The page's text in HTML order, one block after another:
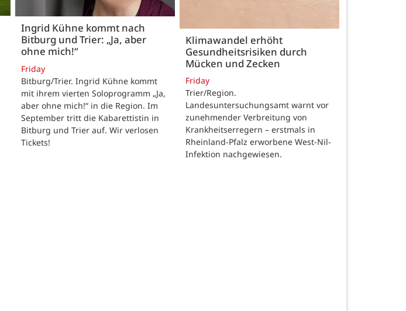
Ingrid Kühne kommt nach
Bitburg und Trier: „Ja, aber
ohne mich!“
Friday
Bitburg/Trier. Ingrid Kühne kommt
mit ihrem vierten Soloprogramm „Ja,
aber ohne mich!“ in die Region. Im
September tritt die Kabarettistin in
Bitburg und Trier auf. Wir verlosen
Tickets!
Klimawandel erhöht
Gesundheitsrisiken durch
Mücken und Zecken
Friday
Trier/Region.
Landesuntersuchungsamt warnt vor
zunehmender Verbreitung von
Krankheitserregern – erstmals in
Rheinland-Pfalz erworbene West-Nil-
Infektion nachgewiesen.